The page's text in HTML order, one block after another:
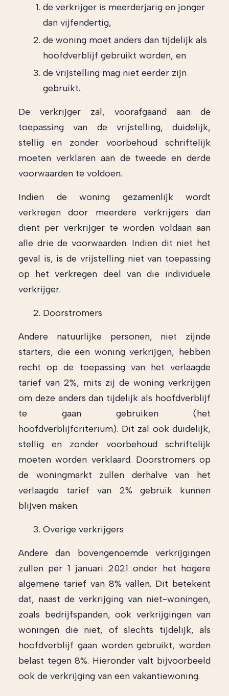
de verkrijger is meerderjarig en jonger
dan vijfendertig,
de woning moet anders dan tijdelijk als
hoofdverblijf gebruikt worden, en
de vrijstelling mag niet eerder zijn
gebruikt.
De verkrijger zal, voorafgaand aan de
toepassing van de vrijstelling, duidelijk,
stellig en zonder voorbehoud schriftelijk
moeten verklaren aan de tweede en derde
voorwaarden te voldoen.
Indien de woning gezamenlijk wordt
verkregen door meerdere verkrijgers dan
dient per verkrijger te worden voldaan aan
alle drie de voorwaarden. Indien dit niet het
geval is, is de vrijstelling niet van toepassing
op het verkregen deel van die individuele
verkrijger.
Doorstromers
Andere natuurlijke personen, niet zijnde
starters, die een woning verkrijgen, hebben
recht op de toepassing van het verlaagde
tarief van 2%, mits zij de woning verkrijgen
om deze anders dan tijdelijk als hoofdverblijf
te gaan gebruiken (het
hoofdverblijfcriterium). Dit zal ook duidelijk,
stellig en zonder voorbehoud schriftelijk
moeten worden verklaard. Doorstromers op
de woningmarkt zullen derhalve van het
verlaagde tarief van 2% gebruik kunnen
blijven maken.
Overige verkrijgers
Andere dan bovengenoemde verkrijgingen
zullen per 1 januari 2021 onder het hogere
algemene tarief van 8% vallen. Dit betekent
dat, naast de verkrijging van niet-woningen,
zoals bedrijfspanden, ook verkrijgingen van
woningen die niet, of slechts tijdelijk, als
hoofdverblijf gaan worden gebruikt, worden
belast tegen 8%. Hieronder valt bijvoorbeeld
ook de verkrijging van een vakantiewoning.